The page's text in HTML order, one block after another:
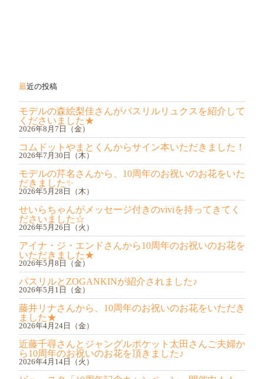
最近の投稿
モデルの森絵梨佳さんがパスリルリュクスを紹介して
くださいました★
2026年8月7日（金）
コムドットやまとくんからサイン本いただきました！
2026年7月30日（木）
モデルの芹名さんから、10周年のお祝いのお花をいた
だきました✨️
2026年5月28日（木）
せいらちゃんがメッセージ付きのviviを持ってきてく
ださいました☆
2026年5月26日（火）
アイナ・ジ・エンドさんから10周年のお祝いのお花を
いただきました★
2026年5月8日（金）
パスリルとZOGANKINが紹介されました♪
2026年5月1日（金）
藤井リナさんから、10周年のお祝いのお花をいただき
ました★
2026年4月24日（金）
近藤千尋さんとジャングルポケット太田さんご夫婦か
ら10周年のお祝いのお花を頂きました♪
2026年4月14日（火）